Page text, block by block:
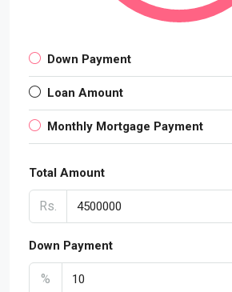
Down Payment
Loan Amount
Monthly Mortgage Payment
Total Amount
Rs.
Down Payment
%